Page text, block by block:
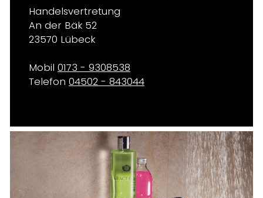
Handelsvertretung
An der Bäk 52
23570 Lübeck
Mobil 0173 - 9308538
Telefon 04502 - 843044